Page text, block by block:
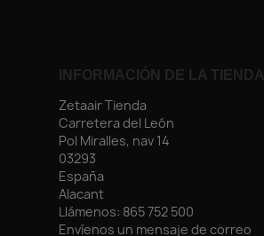
INFORMACIÓN DE LA TIENDA
Zetaair Tienda
Carretera del León
Pol Miralles, nav 14
03293
España
Alacant
Llámenos: 865 752 500
Envíenos un mensaje de correo